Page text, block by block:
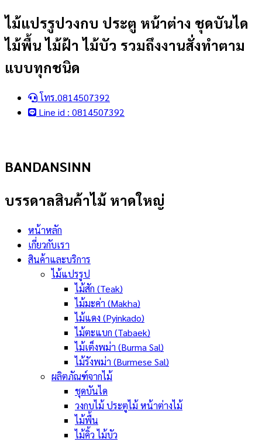
Skip
content
ไม้แปรรูปวงกบ ประตู หน้าต่าง ชุดบันได
ไม้พื้น ไม้ฝ้า ไม้บัว รวมถึงงานสั่งทำตาม
แบบทุกชนิด
โทร.0814507392
Line id : 0814507392
BANDANSINN
บรรดาลสินค้าไม้ หาดใหญ่
หน้าหลัก
เกี่ยวกับเรา
สินค้าและบริการ
ไม้แปรรูป
ไม้สัก (Teak)
ไม้มะค่า (Makha)
ไม้แดง (Pyinkado)
ไม้ตะแบก (Tabaek)
ไม้เต็งพม่า (Burma Sal)
ไม้รังพม่า (Burmese Sal)
ผลิตภัณฑ์จากไม้
ชุดบันได
วงกบไม้ ประตูไม้ หน้าต่างไม้
ไม้พื้น
ไม้คิ้ว ไม้บัว